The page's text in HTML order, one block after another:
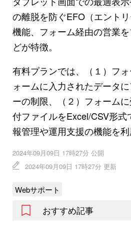
の離脱を防ぐEFO（エントリ
機能、フォーム経由の営業
どが特徴。
有料プランでは、（１）フ
ォームに入力されたデータ
ーの制限、（２）フォーム
付ファイルをExcel/CSV形
報管理や運用支援の機能を利
2024年09月09日 17時27分 公開
2024年09月09日 17時27分 更新
Webサポート
おすすめ記事